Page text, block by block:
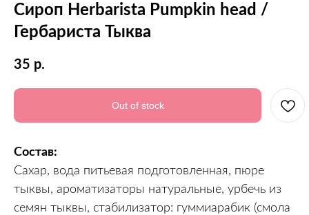
Сироп Herbarista Pumpkin head /
Гербариста Тыква
35 р.
Out of stock
Состав:
Сахар, вода питьевая подготовленная, пюре
тыквы, ароматизаторы натуральные, урбечь из
семян тыквы, стабилизатор: гуммиарабик (смола